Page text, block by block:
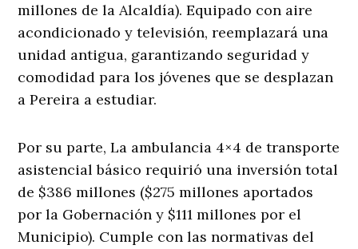
millones de la Alcaldía). Equipado con aire
acondicionado y televisión, reemplazará una
unidad antigua, garantizando seguridad y
comodidad para los jóvenes que se desplazan
a Pereira a estudiar.
Por su parte, La ambulancia 4×4 de transporte
asistencial básico requirió una inversión total
de $386 millones ($275 millones aportados
por la Gobernación y $111 millones por el
Municipio). Cumple con las normativas del